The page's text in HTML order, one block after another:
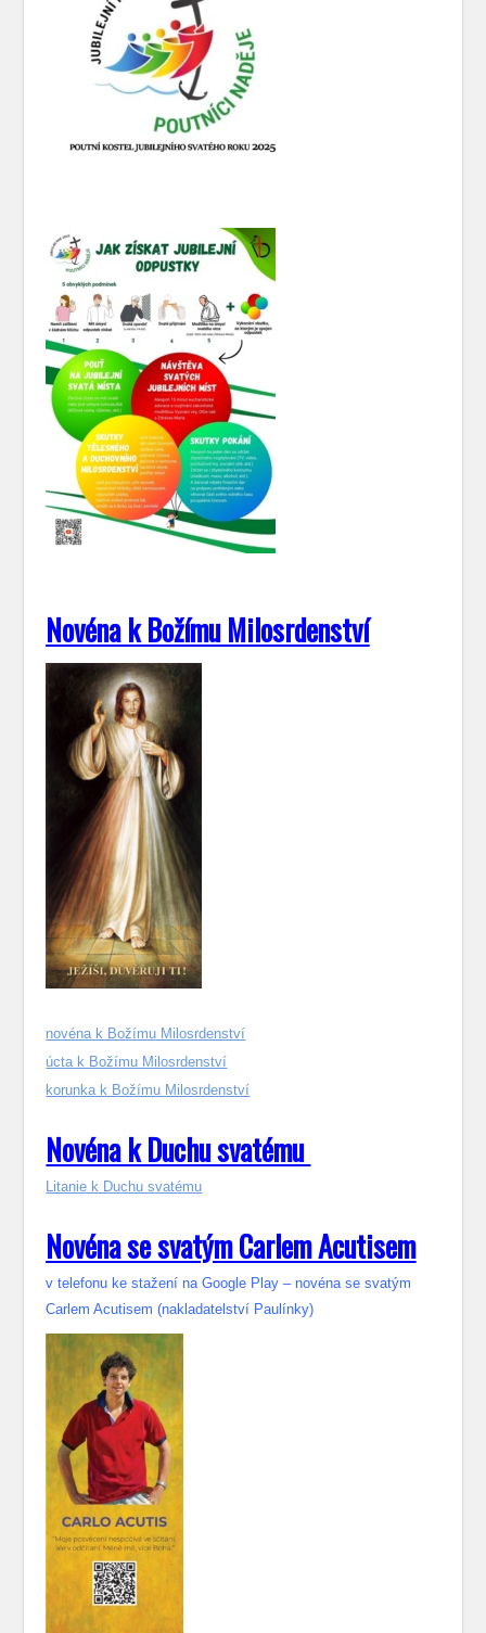
Novéna k Božímu Milosrdenství
novéna k Božímu Milosrdenství
úcta k Božímu Milosrdenství
korunka k Božímu Milosrdenství
Novéna k Duchu svatému
Litanie k Duchu svatému
Novéna se svatým Carlem Acutisem
v telefonu ke stažení na Google Play – novéna se svatým
Carlem Acutisem (nakladatelství Paulínky)